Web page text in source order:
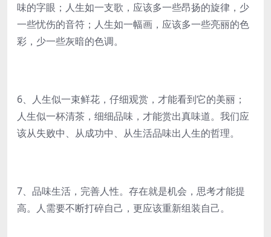
味的字眼；人生如一支歌，应该多一些昂扬的旋律，少
一些忧伤的音符；人生如一幅画，应该多一些亮丽的色
彩，少一些灰暗的色调。
6、人生似一束鲜花，仔细观赏，才能看到它的美丽；
人生似一杯清茶，细细品味，才能赏出真味道。我们应
该从失败中、从成功中、从生活品味出人生的哲理。
7、品味生活，完善人性。存在就是机会，思考才能提
高。人需要不断打碎自己，更应该重新组装自己。